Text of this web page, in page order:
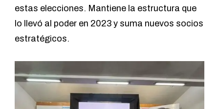
estas elecciones. Mantiene la estructura que
lo llevó al poder en 2023 y suma nuevos socios
estratégicos.